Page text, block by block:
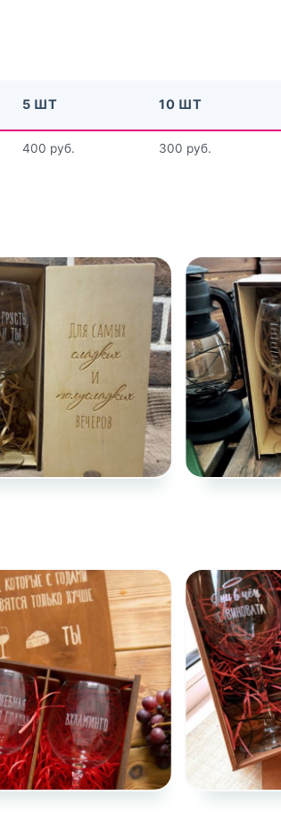
5 ШТ 10 ШТ
400 руб. 300 руб.